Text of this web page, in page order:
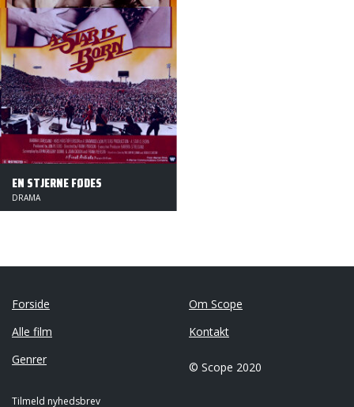
EN STJERNE FØDES
DRAMA
Forside
Alle film
Genrer
Om Scope
Kontakt
© Scope 2020
Tilmeld nyhedsbrev